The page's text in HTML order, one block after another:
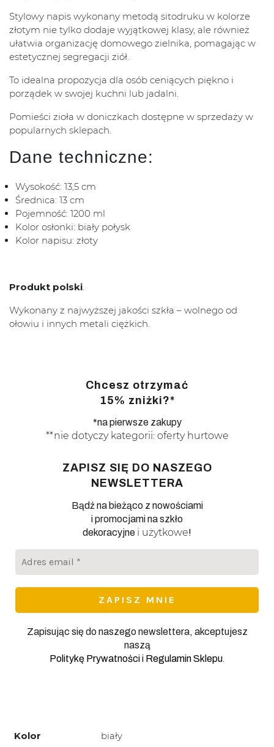
Stylowy napis wykonany metodą sitodruku w kolorze
złotym nie tylko dodaje wyjątkowej klasy, ale również
ułatwia organizację domowego zielnika, pomagając w
estetycznej segregacji ziół.
To idealna propozycja dla osób ceniących piękno i
porządek w swojej kuchni lub jadalni.
Pomieści zioła w doniczkach dostępne w sprzedaży w
popularnych sklepach.
Dane techniczne:
Wysokość: 13,5 cm
Średnica: 13 cm
Pojemność: 1200 ml
Kolor osłonki: biały połysk
Kolor napisu: złoty
Produkt polski.
Wykonany z najwyższej jakości szkła – wolnego od
ołowiu i innych metali ciężkich.
Chcesz otrzymać
15% zniżki?*
*na pierwsze zakupy
**nie dotyczy kategorii: oferty hurtowe
ZAPISZ SIĘ DO NASZEGO
NEWSLETTERA
Bądź na bieżąco z nowościami
i promocjami na szkło
dekoracyjne i użytkowe!
Zapisując się do naszego newslettera, akceptujesz
naszą
Politykę Prywatnościi Regulamin Sklepu
Kolor biały